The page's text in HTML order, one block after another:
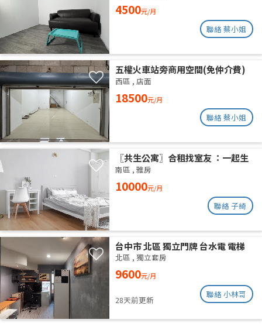
4500元/月
聯絡 蔡小姐
五權火車站旁商用空間(免仲介費)
西區 , 店面
18500元/月
聯絡 蔡小姐
〖共生公寓〗合租找室友 ：一起生
活在良善的居家環境
南區 , 雅房
10000元/月
聯絡 子綺
台中市 北區 獨立門牌 台水電 電梯
大樓 位於14樓 權狀10坪 有獨立陽
台通風採光好 獨曬獨洗 不會淋雨
北區 , 獨立套房
9600元/月
28天前更新
聯絡 小林哥